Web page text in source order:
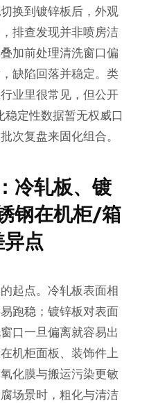
换到镀锌板后，外观
排查发现并非喷房洁
加前处理清洗窗口偏
缺陷回落并稳定。类
业里很常见，但公开
稳定性数据暂无权威口
次复盘来固化组合。
冷轧板、镀
钢在机柜/箱
点
起点。冷轧板表面相
跑稳；镀锌板对表面
口一旦偏离就容易出
机柜面板、装饰件上
化膜与搬运污染更敏
场景时，粗化与清洁